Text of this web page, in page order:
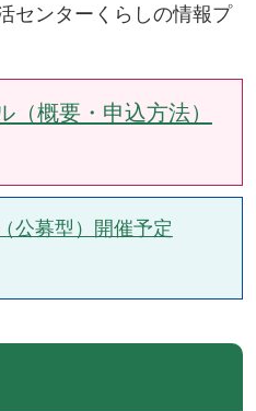
センターくらしの情報プ
（概要・申込方法）
公募型）開催予定